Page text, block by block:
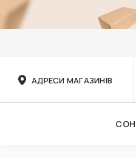
АДРЕСИ МАГАЗИНІВ